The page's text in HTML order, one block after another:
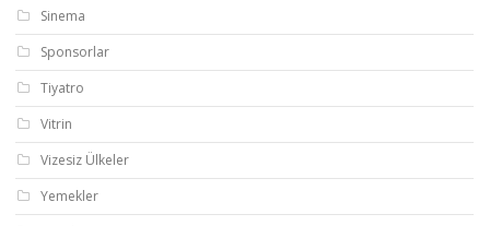
Sinema
Sponsorlar
Tiyatro
Vitrin
Vizesiz Ülkeler
Yemekler